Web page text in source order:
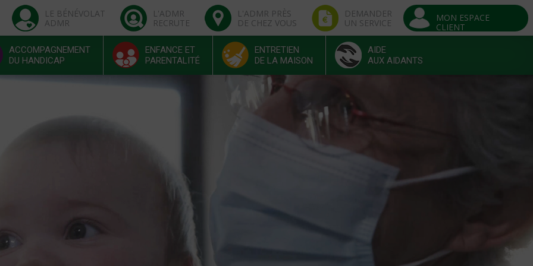
LE BÉNÉVOLAT
ADMR
L'ADMR
RECRUTE
L'ADMR PRÈS
DE CHEZ VOUS
DEMANDER
UN SERVICE
MON ESPACE
CLIENT
ACCOMPAGNEMENT
DU HANDICAP
ENFANCE ET
PARENTALITÉ
ENTRETIEN
DE LA MAISON
AIDE
AUX AIDANTS